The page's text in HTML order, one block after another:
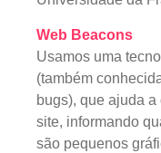
Web Beacons
Usamos uma
(também
bugs), que ajuda
site, informando
são pequenos